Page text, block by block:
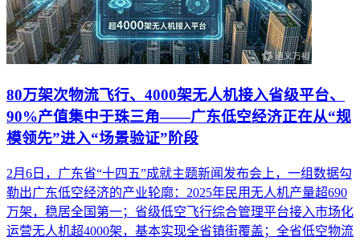
80万架次物流飞行、4000架无人机接入省级平台、
90%产值集中于珠三角——广东低空经济正在从“规
模领先”进入“场景验证”阶段
2月6日，广东省“十四五”成就主题新闻发布会上，一组数据勾
勒出广东低空经济的产业轮廓：2025年民用无人机产量超690
万架，稳居全国第一；省级低空飞行综合管理平台接入市场化
运营无人机超4000架，基本实现全省镇街覆盖；全省低空物流